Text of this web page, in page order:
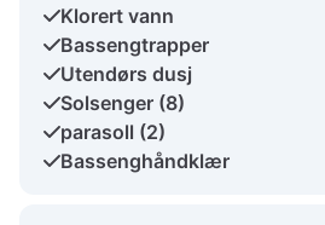
Klorert vann
Bassengtrapper
Utendørs dusj
Solsenger (8)
parasoll (2)
Bassenghåndklær